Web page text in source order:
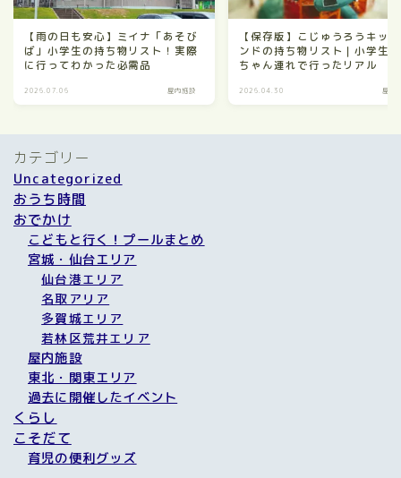
【雨の日も安心】ミイナ「あそび
ば」小学生の持ち物リスト！実際
に行ってわかった必需品
2026.07.06 屋内施設
【保存版】こじゅうろうキッ
ンドの持ち物リスト｜小学生
ちゃん連れで行ったリアル
2026.04.30 屋内
カテゴリー
Uncategorized
おうち時間
おでかけ
こどもと行く！プールまとめ
宮城・仙台エリア
仙台港エリア
名取アリア
多賀城エリア
若林区荒井エリア
屋内施設
東北・関東エリア
過去に開催したイベント
くらし
こそだて
育児の便利グッズ